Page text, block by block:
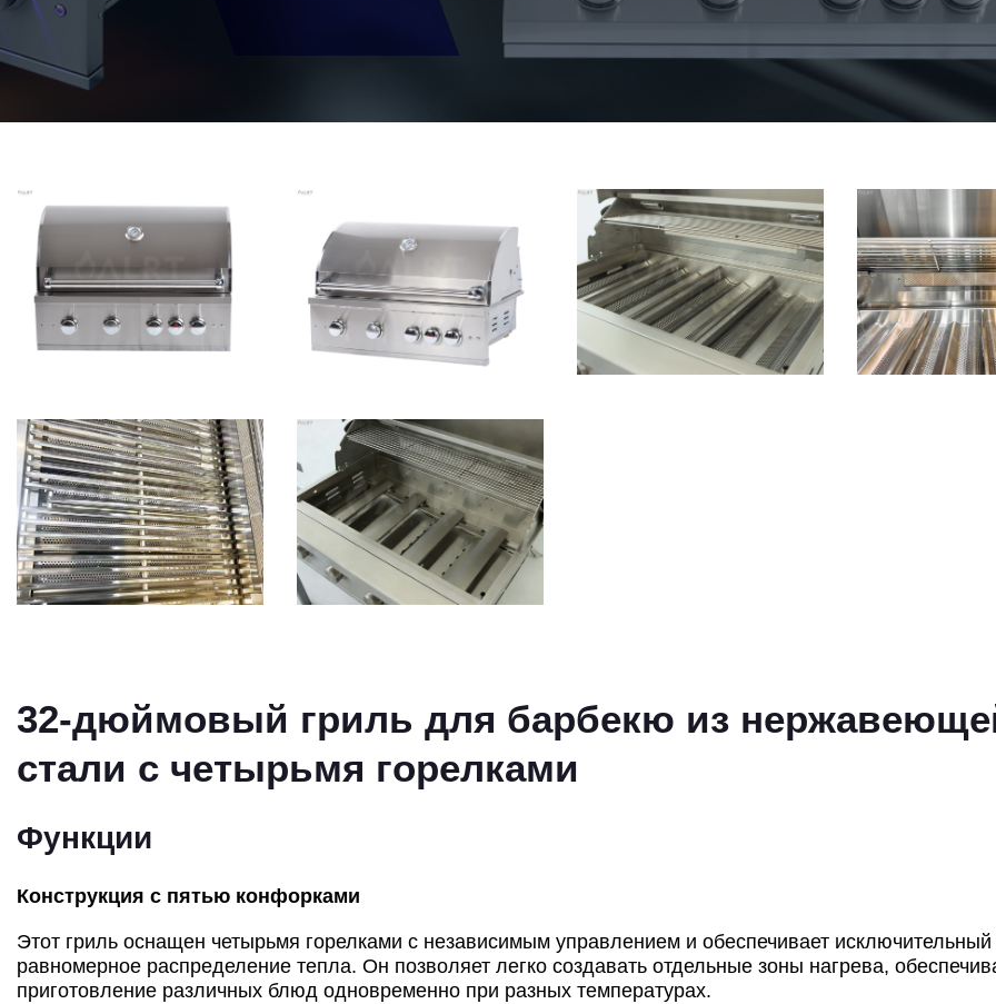
32-дюймовый гриль для барбекю из
стали с четырьмя горелками
Функции
Конструкция с пятью конфорками
Этот гриль оснащен четырьмя горелками с независимым управлением и обеспечивает исключительный
равномерное распределение тепла. Он позволяет легко создавать отдельные зоны нагрева,
приготовление различных блюд одновременно при разных температурах.